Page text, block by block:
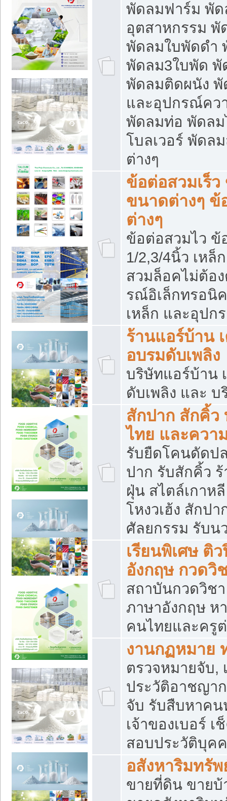
พัดลมฟาร์ม พัด
อุตสาหกรรม
พัดลมใบพัดดำ
พัดลม3ใบพัด พั
พัดลมติดผนัง
และอุปกรณ์คว
พัดลมท่อ พัดลม
โบลเวอร์ พัดล
ต่างๆ
ข้อต่อสวมเร็
ขนาดต่างๆ ข้
ต่างๆ
ข้อต่อสวมไว ข้
1/2,3/4นิ้ว เหล็
สวมล็อคไม่ต้อ
รณ์อิเล็กทรอนิ
เหล็ก และอุปก
ร้านแอร์บ้าน
อบรมดับเพลิง
บริษัทแอร์บ้าน
ดับเพลิง และ
สักปาก สักคิ้
ไทย และควา
รับยืดโคนดัดป
ปาก รับสักคิ้ว
ฝุ่น สไตล์เกาห
โหงวเฮ้ง สักป
ศัลยกรรม รับน
เรียนพิเศษ ติ
อังกฤษ กวดวิ
สถาบันกวดวิช
ภาษาอังกฤษ ห
คนไทยและครู
งานกฏหมาย
ตรวจหมายจับ,
ประวัติอาชญา
จับ รับสืบหาคน
เจ้าของเบอร์
สอบประวัติบุค
อสังหาริมทรัพ
ขายที่ดิน ขายบ้